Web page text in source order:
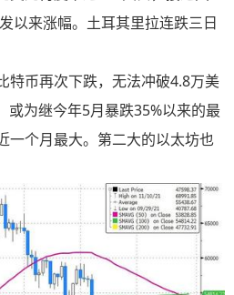
以来涨幅。土耳其里拉连跌三日
特币再次下跌，无法冲破4.8万美
或为继今年5月暴跌35%以来的最
一个月最大。第二大的以太坊也